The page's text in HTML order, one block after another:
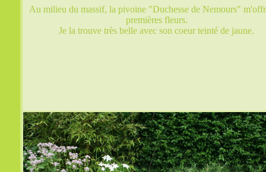
Au milieu du massif, la pivoine "Duchesse de Nemours"
premières fleurs.
Je la trouve très belle avec son coeur teinté de jaune.